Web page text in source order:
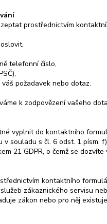
prostřednictvím
telefonní číslo,
požadavek nebo dotaz.
k zodpovězení vašeho
vyplnit do kontaktního
souladu s čl. 6 odst. 1 písm.
21 GDPR, o čemž se
kontaktního
zákaznického servisu
zákon nebo pro něj